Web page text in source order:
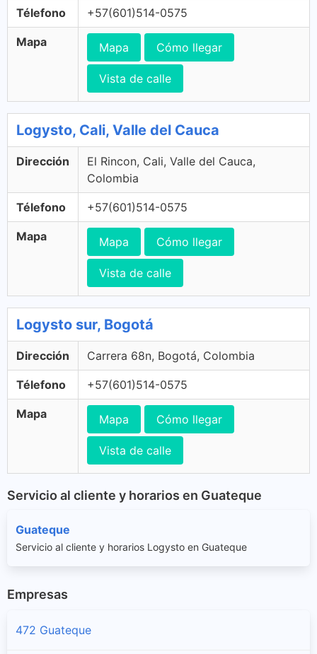
Télefono +57(601)514-0575
Mapa Mapa Cómo llegar
Vista de calle
Logysto, Cali, Valle del Cauca
Dirección
El Rincon, Cali, Valle del Cauca,
Colombia
Télefono +57(601)514-0575
Mapa Mapa Cómo llegar
Vista de calle
Logysto sur, Bogotá
Dirección Carrera 68n, Bogotá, Colombia
Télefono +57(601)514-0575
Mapa Mapa Cómo llegar
Vista de calle
Servicio al cliente y horarios en Guateque
Guateque
Servicio al cliente y horarios Logysto en Guateque
Empresas
472 Guateque